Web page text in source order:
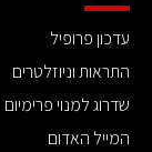
עדכון פרופיל
התראות וניוזלטרים
שדרוג למנוי פרימיום
המייל האדום